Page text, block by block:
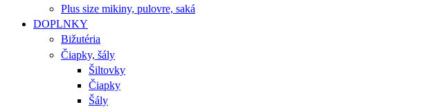
Plus size mikiny, pulovre, saká
DOPLNKY
Bižutéria
Čiapky, šály
Šiltovky
Čiapky
Šály